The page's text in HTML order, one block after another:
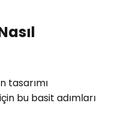
tasarımı
bu basit adımları